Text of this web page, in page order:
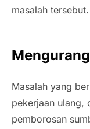
masalah tersebut.
Masalah yang
pekerjaan ulang,
pemborosan